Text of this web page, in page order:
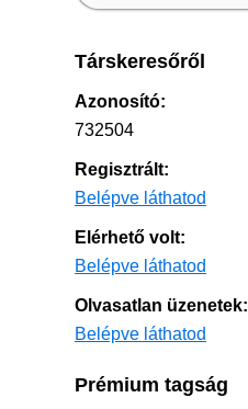
Társkeresőről
Azonosító:
732504
Regisztrált:
Belépve láthatod
Elérhető volt:
Belépve láthatod
Olvasatlan üzenetek:
Belépve láthatod
Prémium tagság